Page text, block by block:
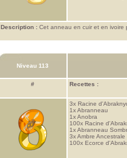
Description : Cet anneau en cuir et en ivoire
Niveau 113
# Recettes :
3x Racine
1xAbranneau
1xAnobra
100x Racine
1xAbranneau
3xAmbre Ancestrale
100x Ecorce